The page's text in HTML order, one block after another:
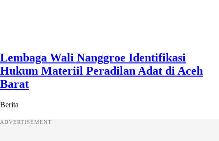
Lembaga Wali Nanggroe Identifikasi
Hukum Materiil Peradilan Adat di Aceh
Barat
Berita
ADVERTISEMENT